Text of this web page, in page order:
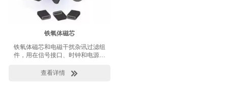
铁氧体磁芯
铁氧体磁芯和电磁干扰杂讯过滤组
件，用在信号接口、时钟和电源线
查看详情
